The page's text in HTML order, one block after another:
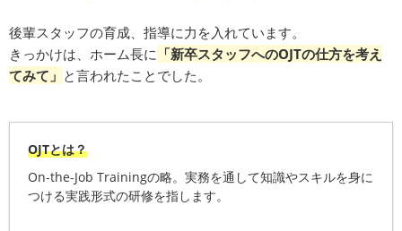
後輩スタッフの育成、指導に力を入れています。
きっかけは、ホーム長に 「新卒スタッフへのOJTの仕方を考え
てみて」 と言われたことでした。
OJTとは？
On-the-Job Trainingの略。実務を通して知識やスキルを身に
つける実践形式の研修を指します。